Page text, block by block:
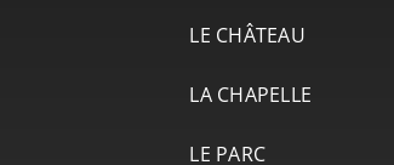
LE CHÂTEAU
LA CHAPELLE
LE PARC